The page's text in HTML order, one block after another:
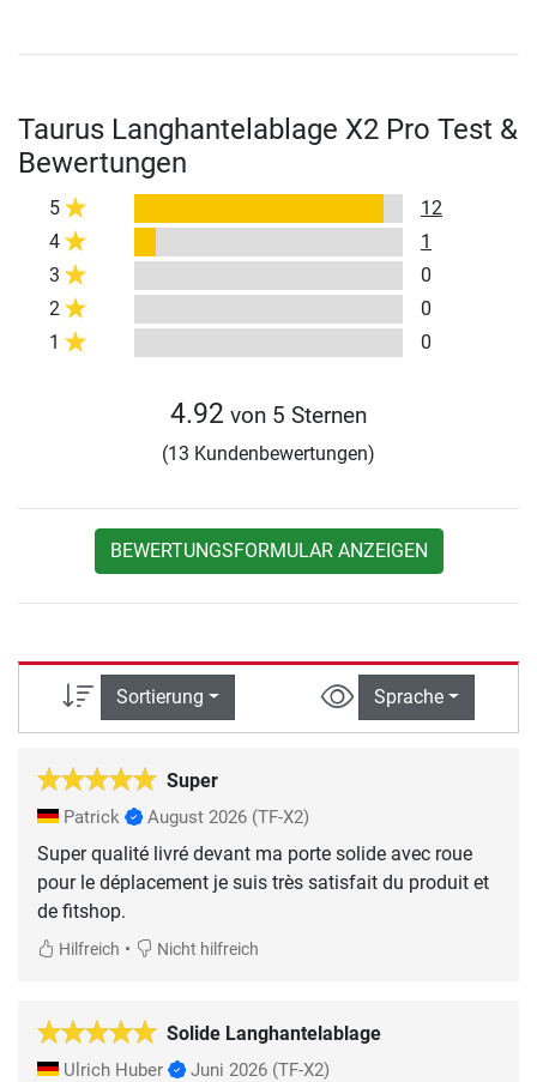
Taurus Langhantelablage X2 Pro Test &
Bewertungen
5
12
4
1
3
0
2
0
1
0
4.92 von 5 Sternen
(13 Kundenbewertungen)
BEWERTUNGSFORMULAR ANZEIGEN
Sortierung Sprache
Super
Patrick August 2026 (TF-X2)
Super qualité livré devant ma porte solide avec roue
pour le déplacement je suis très satisfait du produit et
de fitshop.
Hilfreich • Nicht hilfreich
Solide Langhantelablage
Ulrich Huber Juni 2026 (TF-X2)